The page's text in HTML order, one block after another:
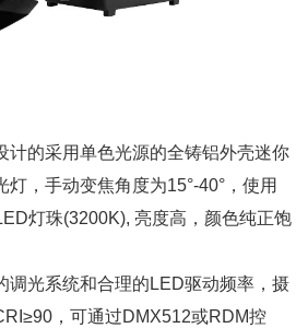
计的采用单色光源的全铸铝外壳迷你
，手动变焦角度为15°-40°，使用
灯珠(3200K), 亮度高，颜色纯正饱
调光系统和合理的LED驱动频率，摄
，可通过DMX512或RDM控